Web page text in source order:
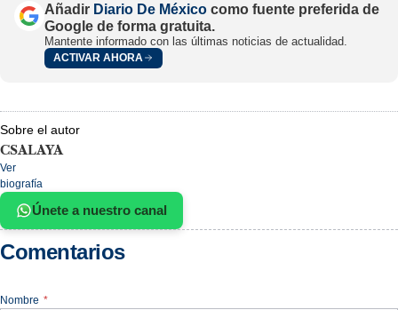
Añadir Diario De México como fuente preferida de
Google de forma gratuita.
Mantente informado con las últimas noticias de actualidad.
ACTIVAR AHORA
Sobre el autor
CSALAYA
Ver
biografía
Únete a nuestro canal
Comentarios
Nombre *